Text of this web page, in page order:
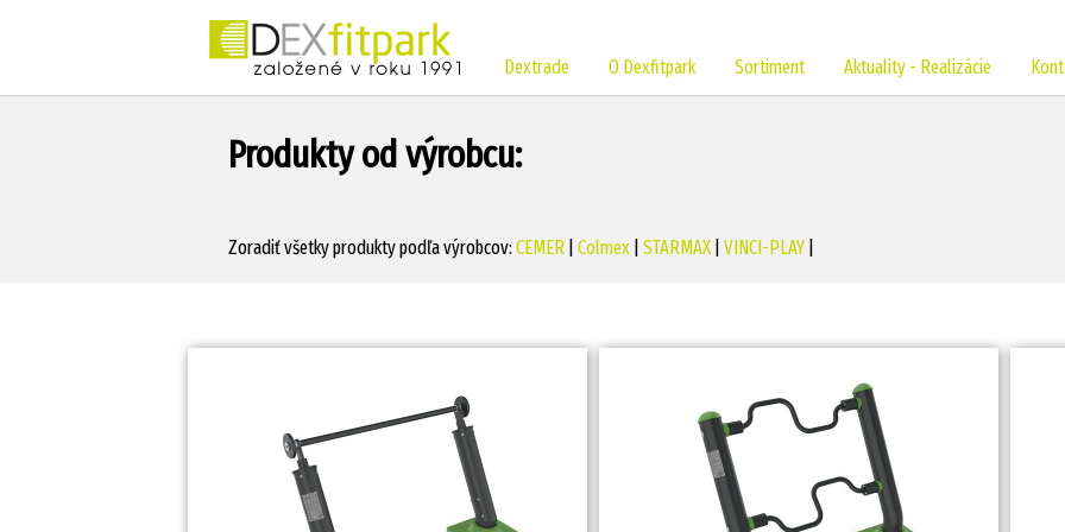
Dextrade O Dexfitpark Sortiment Aktuality - Realizácie
Produkty od výrobcu:
Zoradiť všetky produkty podľa výrobcov: CEMER Colmex STARMAX VINCI-PLAY